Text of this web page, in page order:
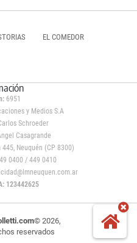
EL COMEDOR
6951
y Medios S.A
Schroeder
Casagrande
Neuquén (CP 8300)
0400 / 449 0410
123442625
© 2026,
reservados